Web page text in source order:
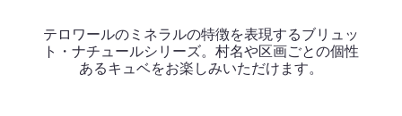
テロワールのミネラルの特徴を表現するブリュッ
ト・ナチュールシリーズ。村名や区画ごとの個性
あるキュベをお楽しみいただけます。